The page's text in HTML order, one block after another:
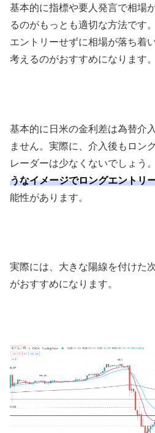
基本的に指標や要人発言で相場
るのがもっとも適切な方法です
エントリーせずに相場が落ち着
考えるのがおすすめになります。
基本的に日米の金利差は為替介
ません。実際に、介入後もロン
レーダーは少なくないでしょう
うなイメージでロングエントリ
能性があります。
実際には、大きな陽線を付けた
がおすすめになります。